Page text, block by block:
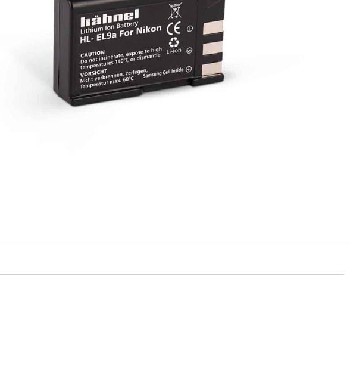
Kapasiteetti: 1080 mAh, 7,4 V
Vastaa: Nikon EN-EL9, EN-EL9a